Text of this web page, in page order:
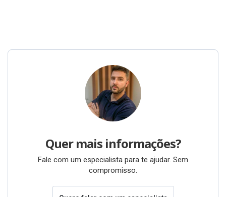
Quer mais informações?
Fale com um especialista para te ajudar. Sem
compromisso.